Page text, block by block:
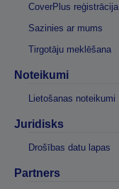
CoverPlus reģistrācija
Sazinies ar mums
Tirgotāju meklēšana
Noteikumi
Lietošanas noteikumi
Juridisks
Drošības datu lapas
Partners